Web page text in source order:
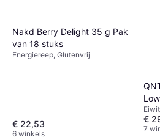
Nakd Berry Delight 35 g Pak
van 18 stuks
Energiereep, Glutenvrij
€ 22,53
6 winkels
€
7